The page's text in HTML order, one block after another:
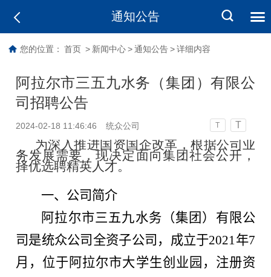
通知公告
您的位置： 首页 > 新闻中心 > 通知公告 > 详细内容
阿拉尔市三五九水务（集团）有限公
司招聘公告
2024-02-18 11:46:46 统众公司 T T
为深入推进国资国企改革，根据公司业
务发展需要，现决定面向集团社会公开，
择优选聘精英人才。
一、公司简介
阿拉尔市三五九水务（集团）有限公
司是统众公司全资子公司，成立于2021年7
月，位于阿拉尔市大学生创业园，注册资